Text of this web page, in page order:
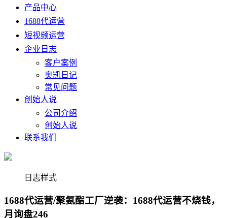
产品中心
1688代运营
短视频运营
企业日志
客户案例
奥凯日记
常见问题
创始人说
公司介绍
创始人说
联系我们
日志样式
1688代运营/聚氨酯工厂逆袭：1688代运营不烧钱，
月询盘246